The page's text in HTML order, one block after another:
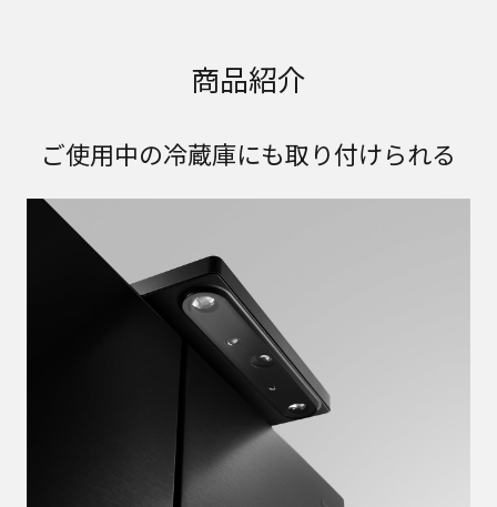
商品紹介
ご使用中の冷蔵庫にも取り付けられる